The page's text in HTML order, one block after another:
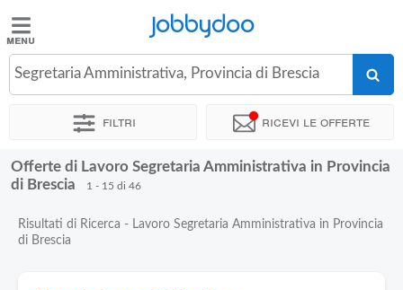
Jobbydoo
Offerte
Stipendi
Elenco
Jobbydoo
Segretaria Amministrativa, Provincia di Brescia
Filtri Ricevi le offerte
Offerte di Lavoro Segretaria Amministrativa in Provincia
di Brescia
1 - 15 di 46
Risultati di Ricerca - Lavoro Segretaria Amministrativa in Provincia
di Brescia